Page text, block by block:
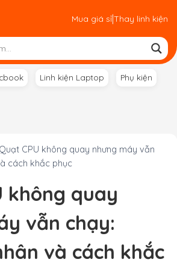
Mua giá sỉ|Thay linh kiện
Linh kiện Laptop Phụ kiện
Quạt CPU không quay nhưng máy vẫn
cách khắc phục
không quay
vẫn chạy:
và cách khắc